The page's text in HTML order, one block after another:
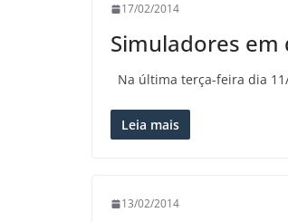
17/02/2014
Simuladores em
Na última terça-feira dia
Leia mais
13/02/2014